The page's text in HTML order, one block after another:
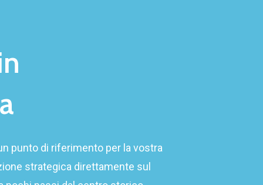
punto di riferimento per la vostra
strategica direttamente sul